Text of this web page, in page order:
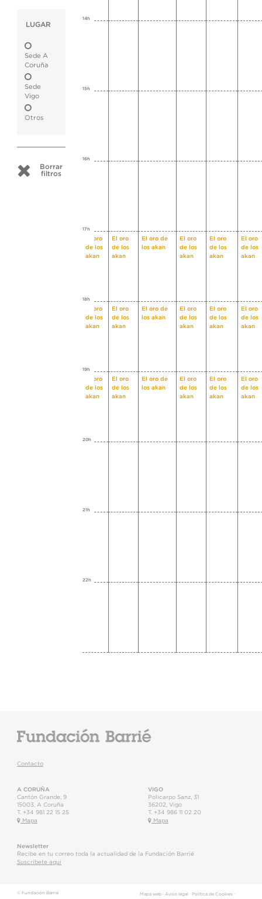
LUGAR
Sede A
Coruña
Sede
Vigo
Otros
Borrar
filtros
14h
15h
16h
17h
El oro
de los
akan
El oro
de los
akan
El oro de
los akan
El oro
de los
akan
El oro
de los
akan
El oro
de los
akan
18h
El oro
de los
akan
El oro
de los
akan
El oro de
los akan
El oro
de los
akan
El oro
de los
akan
El oro
de los
akan
19h
El oro
de los
akan
El oro
de los
akan
El oro de
los akan
El oro
de los
akan
El oro
de los
akan
El oro
de los
akan
20h
21h
22h
Contacto
A CORUÑA
Cantón Grande, 9
15003
A Coruña
T. +34 981 22 15 25
Mapa
VIGO
Policarpo Sanz, 31
36202 Vigo
T. +34 986 11 02 20
Mapa
Newsletter
Recibe en tu correo toda la actualidad de la Fundación Barrié
Suscríbete aquí
© Fundación Barrié Mapa web· Aviso legal · Política de Cookies ·